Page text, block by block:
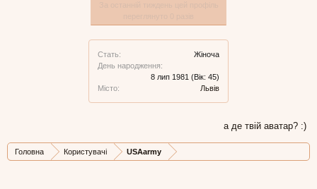
Стать:
Жіноча
День народження:
8 лип 1981 (Вік: 45)
Місто:
Львів
а де твій аватар? :)
Головна Користувачі USAarmy